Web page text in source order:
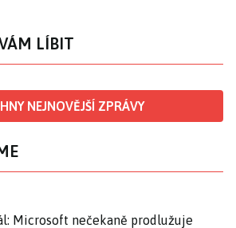
LÍBIT
NEJNOVĚJŠÍ ZPRÁVY
Microsoft nečekaně prodlužuje